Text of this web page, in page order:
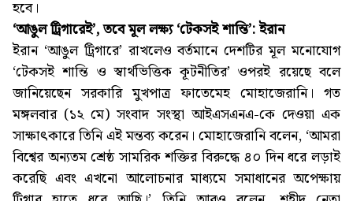
হবে।
‘আঙুল ট্রিগারেই’, তবে মূল লক্ষ্য ‘টেকসই শান্তি’: ইরান
ইরান ‘আঙুল ট্রিগারে’ রাখলেও বর্তমানে দেশটির মূল মনোযোগ
‘টেকসই শান্তি ও স্বার্থভিত্তিক কূটনীতির’ ওপরই রয়েছে বলে
জানিয়েছেন সরকারি মুখপাত্র ফাতেমেহ মোহাজেরানি। গত
মঙ্গলবার (১২ মে) সংবাদ সংস্থা আইএসএনএ-কে দেওয়া এক
সাক্ষাৎকারে তিনি এই মন্তব্য করেন। মোহাজেরানি বলেন, ‘আমরা
বিশ্বের অন্যতম শ্রেষ্ঠ সামরিক শক্তির বিরুদ্ধে ৪০ দিন ধরে লড়াই
করেছি এবং এখনো আলোচনার মাধ্যমে সমাধানের অপেক্ষায়